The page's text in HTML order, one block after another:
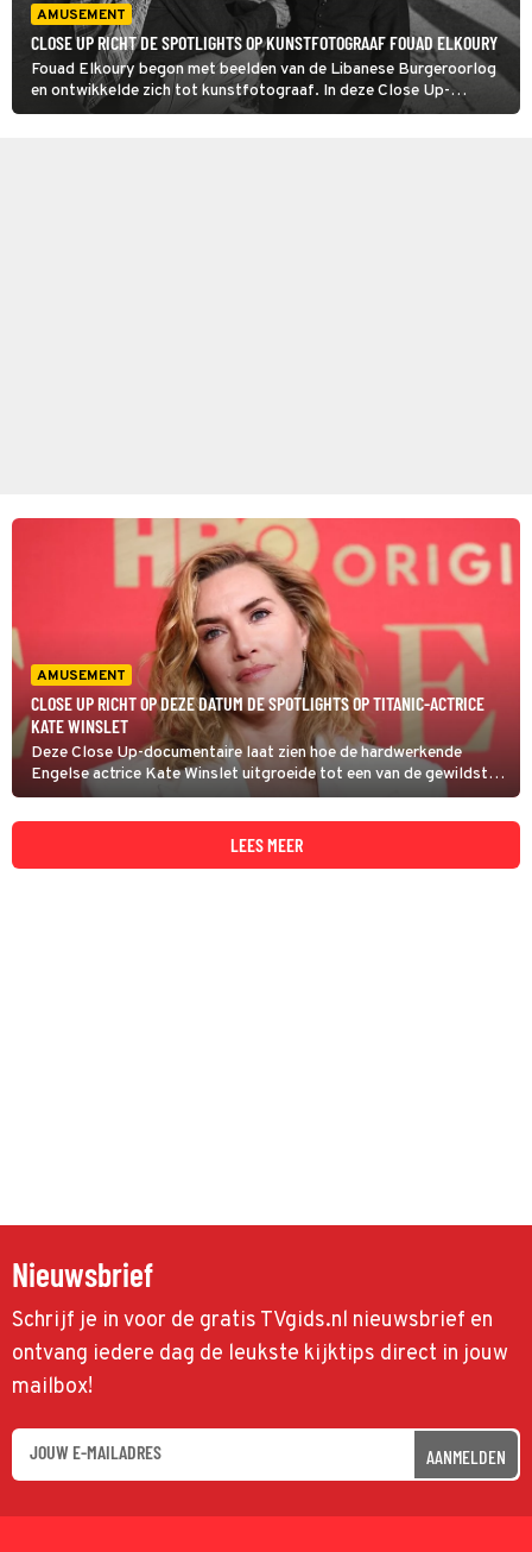
AMUSEMENT
CLOSE UP RICHT DE SPOTLIGHTS OP KUNSTFOTOGRAAF FOUAD ELKOURY
Fouad Elkoury begon met beelden van de Libanese Burgeroorlog
en ontwikkelde zich tot kunstfotograaf. In deze Close Up-
documentaire praat hij over zijn ontwikkeling met vrienden en
AMUSEMENT
CLOSE UP RICHT OP DEZE DATUM DE SPOTLIGHTS OP TITANIC-ACTRICE
KATE WINSLET
Deze Close Up-documentaire laat zien hoe de hardwerkende
Engelse actrice Kate Winslet uitgroeide tot een van de gewildste
sterren van Hollywood. Ook haar moeizame relatie met de
roddelpers komt aan bod.
LEES MEER
Nieuwsbrief
Schrijf je in voor de gratis TVgids.nl nieuwsbrief en
ontvang iedere dag de leukste kijktips direct in jouw
mailbox!
AANMELDEN